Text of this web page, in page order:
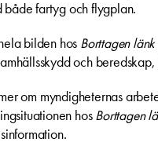
både fartyg och flygplan.
bilden hos Borttagen länk
och
om myndigheternas
hosBorttagen